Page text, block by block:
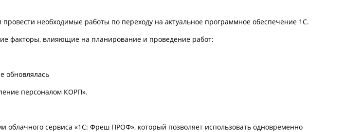
необходимые работы по переходу на актуальное программное обеспечение 1С.
факторы, влияющие на планирование и проведение работ:
обновлялась
персоналом КОРП».
сервиса «1С: Фреш ПРОФ», который позволяет использовать одновременно